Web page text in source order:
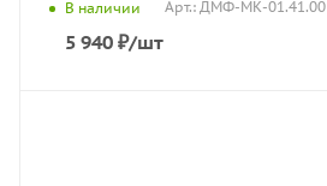
В наличии Арт.: ДМФ-МК-01.41.00
5 940 ₽/шт